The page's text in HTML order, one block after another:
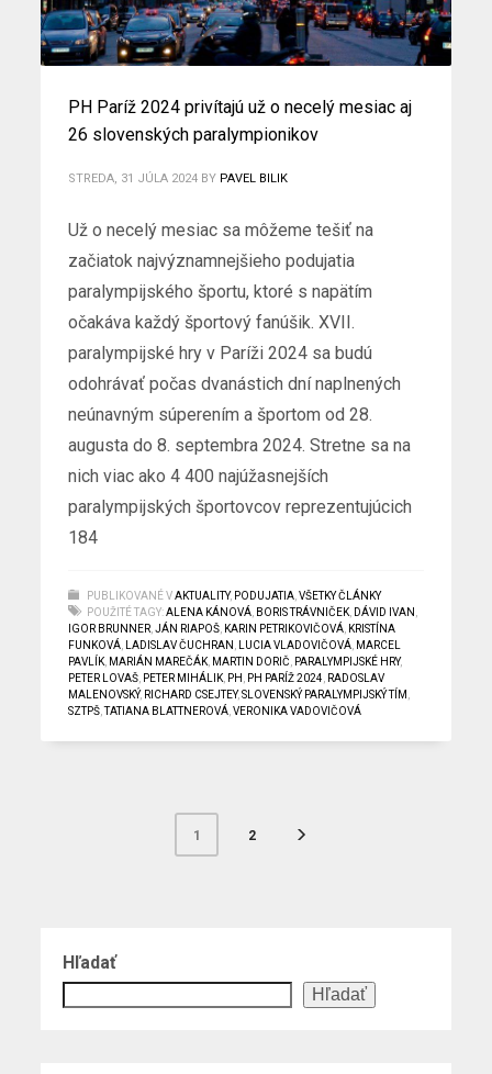
PH Paríž 2024 privítajú už o necelý mesiac aj
26 slovenských paralympionikov
STREDA, 31 JÚLA 2024 BY PAVEL BILIK
Už o necelý mesiac sa môžeme tešiť na
začiatok najvýznamnejšieho podujatia
paralympijského športu, ktoré s napätím
očakáva každý športový fanúšik. XVII.
paralympijské hry v Paríži 2024 sa budú
odohrávať počas dvanástich dní naplnených
neúnavným súperením a športom od 28.
augusta do 8. septembra 2024. Stretne sa na
nich viac ako 4 400 najúžasnejších
paralympijských športovcov reprezentujúcich
184
PUBLIKOVANÉ V AKTUALITY, PODUJATIA ,VŠETKY ČLÁNKY
POUŽITÉ TAGY: ALENA KÁNOVÁ BORIS TRÁVNIČEK DÁVID IVAN
IGOR BRUNNER ,JÁN RIAPOŠ KARIN PETRIKOVIČOVÁ KRISTÍNA
FUNKOVÁ
LADISLAV ČUCHRAN LUCIA VLADOVIČOVÁ MARCEL
PAVLÍK MARIÁN MAREČÁK MARTIN DORIČ PARALYMPIJSKÉ HRY,
PETER LOVAŠ PETER MIHÁLIK PH PH PARÍŽ 2024
RADOSLAV
MALENOVSKÝ, RICHARD CSEJTEY,SLOVENSKÝ PARALYMPIJSKÝ TÍM
SZTPŠ ,TATIANA BLATTNEROVÁ ,VERONIKA VADOVIČOVÁ
1 2
Hľadať
Hľadať